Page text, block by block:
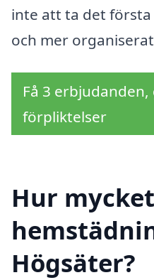
inte att ta det
och mer
Få 3
förpliktelser
Hur
Högsäter?